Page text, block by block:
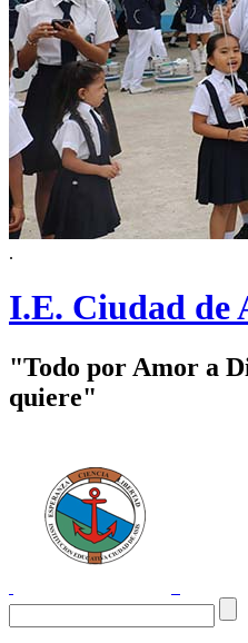
.
I.E. Ciudad de
"Todo por Amor a
quiere"